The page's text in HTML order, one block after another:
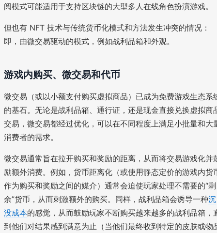
阅模式可能适用于支持区块链的大型多人在线角色扮演游戏。
但也有 NFT 技术与传统货币化模式和方法发生冲突的情况：
即，由微交易驱动的模式，例如战利品箱和外观。
游戏内购买、微交易和代币
微交易（或以小额支付购买虚拟商品）已成为免费游戏生态系
的基石。无论是战利品箱、通行证，还是现金直接兑换虚拟商
交易，微交易都经过优化，可以在不同程度上满足小批量和大
消费者的需求。
微交易通常旨在拉开购买和奖励的距离，从而将交易游戏化并
励额外消费。例如，货币距离化（或使用静态定价的游戏内货
作为购买和奖励之间的媒介）通常会迫使玩家处理不需要的“剩
余”货币，从而刺激额外的购买。同样，战利品箱会诱导一种沉
没成本的感觉，从而鼓励玩家不断购买越来越多的战利品箱，
到他们对结果感到满意为止（当他们最终收到特定的皮肤或物